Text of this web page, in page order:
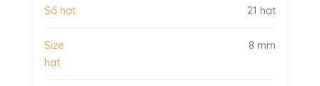
Số hạt 21 hạt
Size
hạt
8 mm